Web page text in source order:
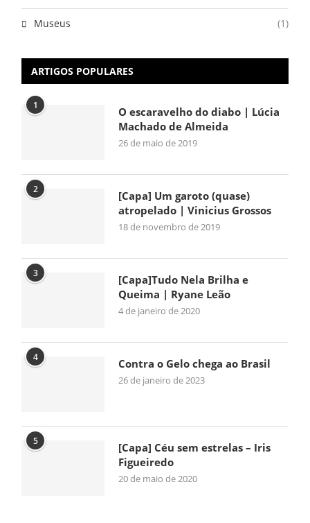
Museus (1)
ARTIGOS POPULARES
1
O escaravelho do diabo | Lúcia
Machado de Almeida
26 de maio de 2019
2
[Capa] Um garoto (quase)
atropelado | Vinicius Grossos
18 de novembro de 2019
3
[Capa]Tudo Nela Brilha e
Queima | Ryane Leão
4 de janeiro de 2020
4 Contra o Gelo chega ao Brasil
26 de janeiro de 2023
5
[Capa] Céu sem estrelas – Iris
Figueiredo
20 de maio de 2020